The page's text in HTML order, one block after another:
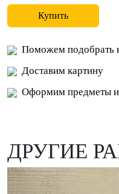
Купить
Поможем подобрать
Доставим картину
Оформим предметы
ДРУГИЕ